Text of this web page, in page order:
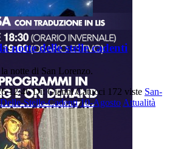
notte delle stelle cadenti
notte di San Lorenzo.
12:46 Di: Gianni Catucci 172 viste San-
Stelle-Cadenti 10-Agosto Attualità